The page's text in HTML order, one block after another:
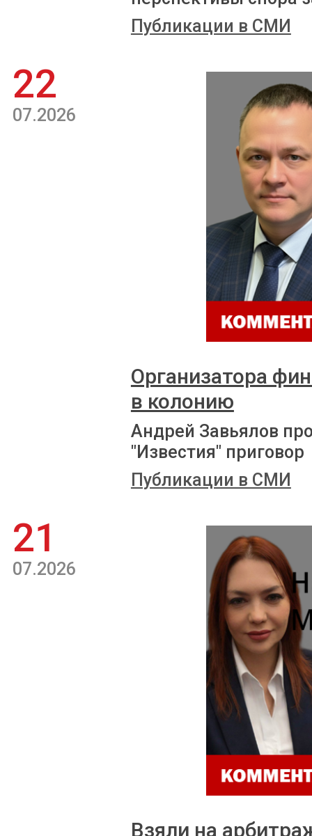
Публикации в СМИ
22
07.2026
Организатора
в колонию
Андрей Завьялов
"Известия" приговор
Публикации в СМИ
21
07.2026
Взяли на